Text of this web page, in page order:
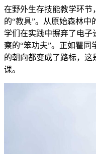
在野外生存技能教学环节
的“教具”。从原始森林中
学们在实践中摒弃了电
察的“笨功夫”。正如瞿同
的朝向都变成了路标，这
课。